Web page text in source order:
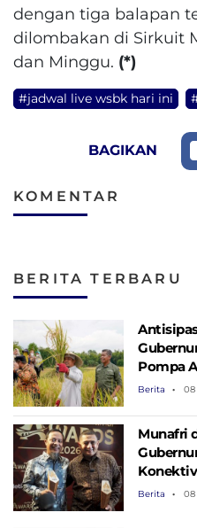
dengan tiga balapan
dilombakan di Sirkuit
dan Minggu. (*)
#jadwal live wsbk hari ini
BAGIKAN
KOMENTAR
BERITA TERBARU
Pompa
Berita 08
Munafri
Berita 08